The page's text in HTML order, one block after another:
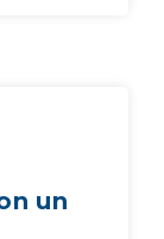
un